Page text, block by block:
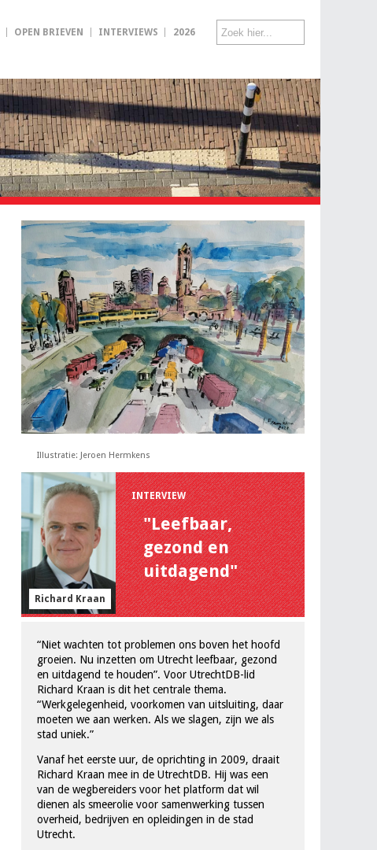
OPEN BRIEVEN INTERVIEWS 2026
Illustratie: Jeroen Hermkens
Richard Kraan
INTERVIEW
"Leefbaar,
gezond en
uitdagend"
“Niet wachten tot problemen ons boven het hoofd
groeien. Nu inzetten om Utrecht leefbaar, gezond
en uitdagend te houden”. Voor UtrechtDB-lid
Richard Kraan is dit het centrale thema.
“Werkgelegenheid, voorkomen van uitsluiting, daar
moeten we aan werken. Als we slagen, zijn we als
stad uniek.”
Vanaf het eerste uur, de oprichting in 2009, draait
Richard Kraan mee in de UtrechtDB. Hij was een
van de wegbereiders voor het platform dat wil
dienen als smeerolie voor samenwerking tussen
overheid, bedrijven en opleidingen in de stad
Utrecht.